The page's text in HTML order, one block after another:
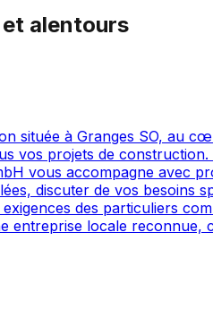
et alentours
à Granges SO, au
vos projets de
vous accompagne avec
discuter de vos besoins
des particuliers
locale reconnue,